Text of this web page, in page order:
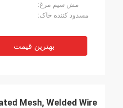
مش سیم مرغ:
مسدود کننده خاک:
بهترین قیمت
Mesh, Welded Wire